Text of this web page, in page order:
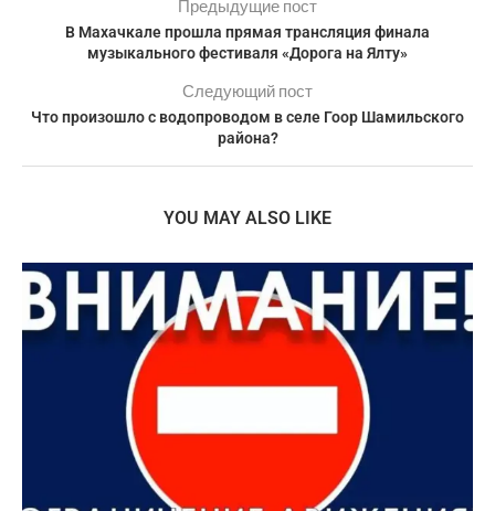
Предыдущие пост
В Махачкале прошла прямая трансляция финала
музыкального фестиваля «Дорога на Ялту»
Следующий пост
Что произошло с водопроводом в селе Гоор Шамильского
района?
YOU MAY ALSO LIKE